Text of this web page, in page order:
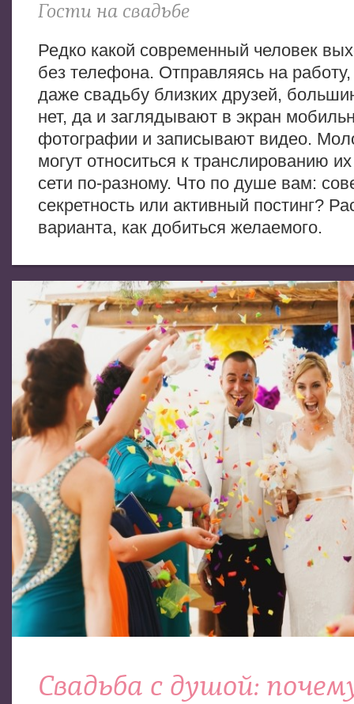
Гости на свадьбе
Редко какой современный человек
без телефона. Отправляясь на работу,
даже свадьбу близких друзей,
нет, да и заглядывают в экран
фотографии и записывают видео.
могут относиться к транслированию
сети по-разному. Что по душе вам:
секретность или активный постинг?
варианта, как добиться желаемого.
Свадьба с душой: